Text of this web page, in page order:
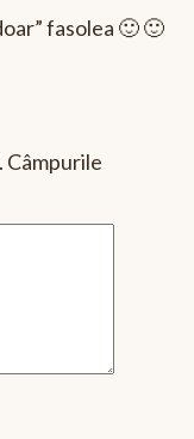
fasolea 🙂 🙂
Câmpurile